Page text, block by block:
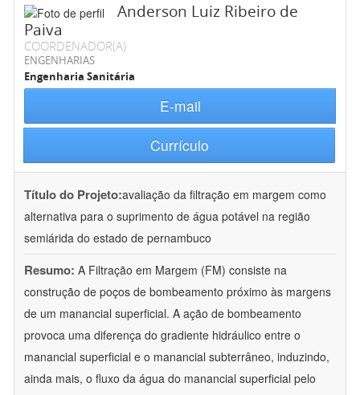
Anderson Luiz Ribeiro de
Paiva
COORDENADOR(A)
ENGENHARIAS
Engenharia Sanitária
E-mail
Currículo
Título do Projeto:avaliação da filtração em margem como
alternativa para o suprimento de água potável na região
semiárida do estado de pernambuco
Resumo: A Filtração em Margem (FM) consiste na
construção de poços de bombeamento próximo às margens
de um manancial superficial. A ação de bombeamento
provoca uma diferença do gradiente hidráulico entre o
manancial superficial e o manancial subterrâneo, induzindo,
ainda mais, o fluxo da água do manancial superficial pelo